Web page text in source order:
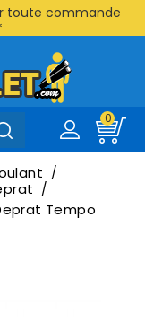
toute commande
0
Tempo